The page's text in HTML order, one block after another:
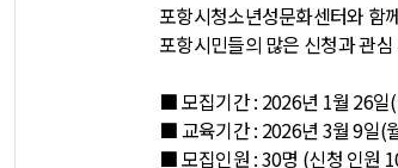
포항시청소년성문화센터와 함
포항시민들의 많은 신청과 관
■ 모집기간 : 2026년 1월 26일
■ 교육기간 : 2026년 3월 9일(
■ 모집인원 : 30명 (신청 인원